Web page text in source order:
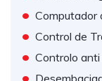
• Computador
• Control de
• Controlo
•